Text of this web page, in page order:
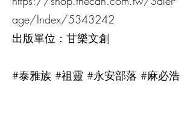
age/Index/5343242
出版單位：甘樂文創
#泰雅族 #祖靈 #永安部落 #麻必浩